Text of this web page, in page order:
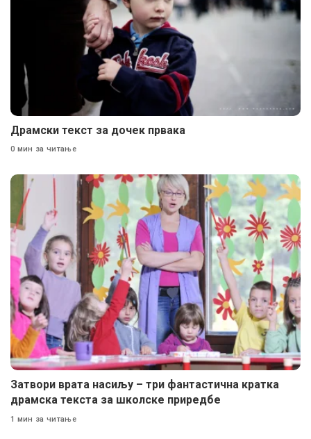
Драмски текст за дочек првака
0 мин за читање
Затвори врата насиљу – три фантастична кратка
драмска текста за школске приредбе
1 мин за читање